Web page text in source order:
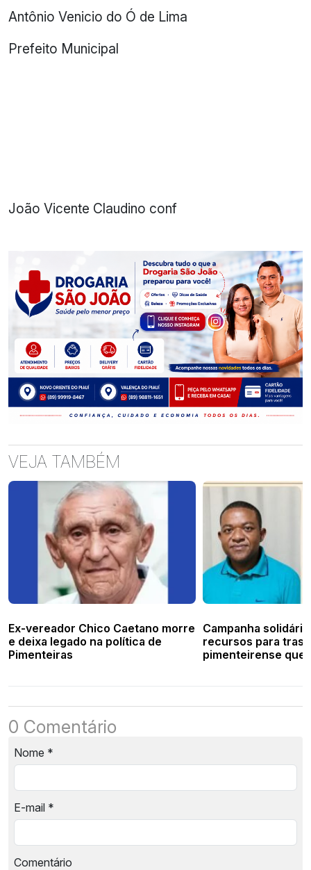
Antônio Venicio do Ó de Lima
Prefeito Municipal
João Vicente Claudino conf
VEJA TAMBÉM
Ex-vereador Chico Caetano morre
e deixa legado na política de
Pimenteiras
Campanha
recursos para
pimenteirense que
0 Comentário
Nome *
E-mail *
Comentário